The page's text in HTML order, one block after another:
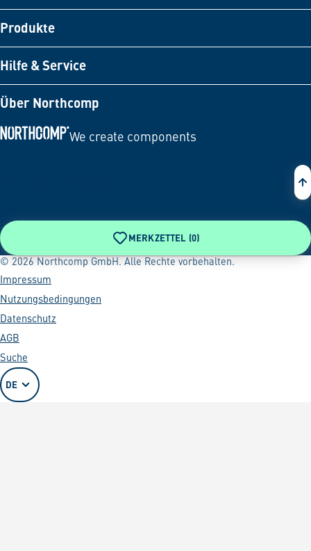
Produkte
Hilfe & Service
Über Northcomp
We create components
MERKZETTEL (0)
© 2026 Northcomp GmbH. Alle Rechte vorbehalten.
Impressum
Nutzungsbedingungen
Datenschutz
AGB
Suche
DE